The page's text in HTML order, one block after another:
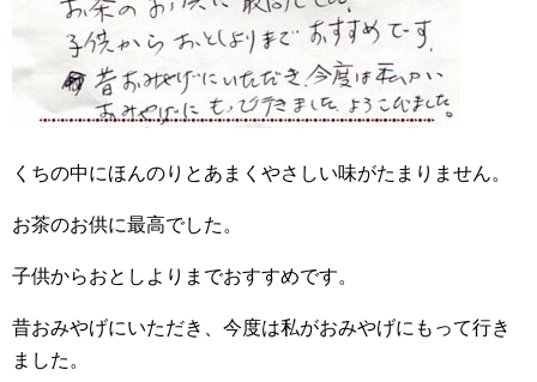
くちの中にほんのりとあまくやさしい味がたまりません。
お茶のお供に最高でした。
子供からおとしよりまでおすすめです。
昔おみやげにいただき、今度は私がおみやげにもって行き
ました。